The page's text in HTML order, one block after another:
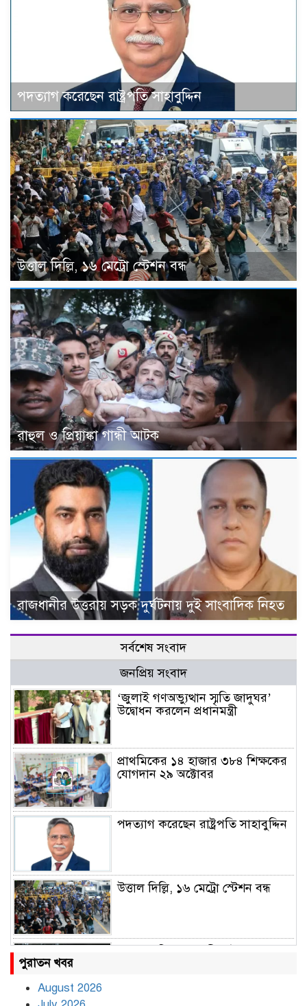
পদত্যাগ করেছেন রাষ্ট্রপতি সাহাবুদ্দিন
উত্তাল দিল্লি, ১৬ মেট্রো স্টেশন বন্ধ
রাহুল ও প্রিয়াঙ্কা গান্ধী আটক
রাজধানীর উত্তরায় সড়ক দুর্ঘটনায় দুই সাংবাদিক নিহত
সর্বশেষ সংবাদ
জনপ্রিয় সংবাদ
‘জুলাই গণঅভ্যুত্থান স্মৃতি জাদুঘর’
উদ্বোধন করলেন প্রধানমন্ত্রী
প্রাথমিকের ১৪ হাজার ৩৮৪ শিক্ষকের
যোগদান ২৯ অক্টোবর
পদত্যাগ করেছেন রাষ্ট্রপতি সাহাবুদ্দিন
উত্তাল দিল্লি, ১৬ মেট্রো স্টেশন বন্ধ
পুরাতন খবর
August 2026